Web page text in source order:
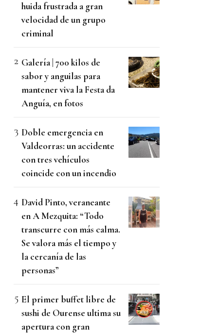
huida frustrada a gran
velocidad de un grupo
criminal
Galería | 700 kilos de
sabor y anguilas para
mantener viva la Festa da
Anguía, en fotos
Doble emergencia en
Valdeorras: un accidente
con tres vehículos
coincide con un incendio
David Pinto, veraneante
en A Mezquita: “Todo
transcurre con más calma.
Se valora más el tiempo y
la cercanía de las
personas”
El primer buffet libre de
sushi de Ourense ultima su
apertura con gran